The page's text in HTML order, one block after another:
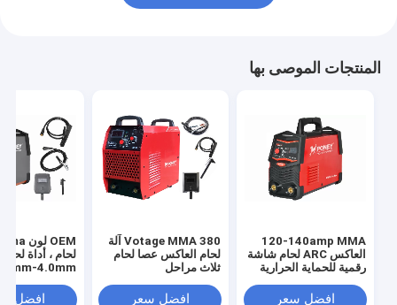
المنتجات الموصى بها
120-140amp MMA
العاكس ARC لحام شاشة
رقمية للحماية الحرارية
افضل سعر
380 Votage MMA آلة
لحام العاكس عصا لحام
ثلاث مراحل
افضل سعر
لحام ، أداة
افضل